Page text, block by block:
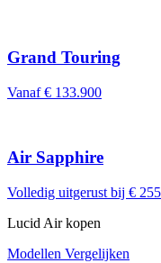
Grand Touring
Vanaf€ 133.900
Air Sapphire
Volledig uitgerust bij €
Lucid Air kopen
Modellen Vergelijken